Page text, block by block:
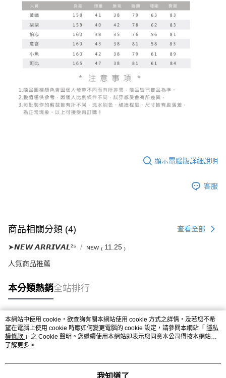
顯示電腦版詳細說明
客服
商品相關分類 (4) 查看全部
➤𝙉𝙀𝙒 𝘼𝙍𝙍𝙄𝙑𝘼𝙇²⁵ ɴᴇᴡ ₍ 11.25 ₎
人氣商品推薦
本分類熱銷全站排行
熱門標籤
本網站中使用 cookie，欲查詢有關本網站使用 cookie 方式之詳情，及若您不希
望在電腦上使用 cookie 時應如何變更電腦的 cookie 設定，請參閱本網站「 隱私
權條款 」之 Cookie 聲明。您繼續使用本網站即表示您同意本公司得按本網站使
用條款之 Cookie 聲明使用 cookie。
了解更多 >
我知道了